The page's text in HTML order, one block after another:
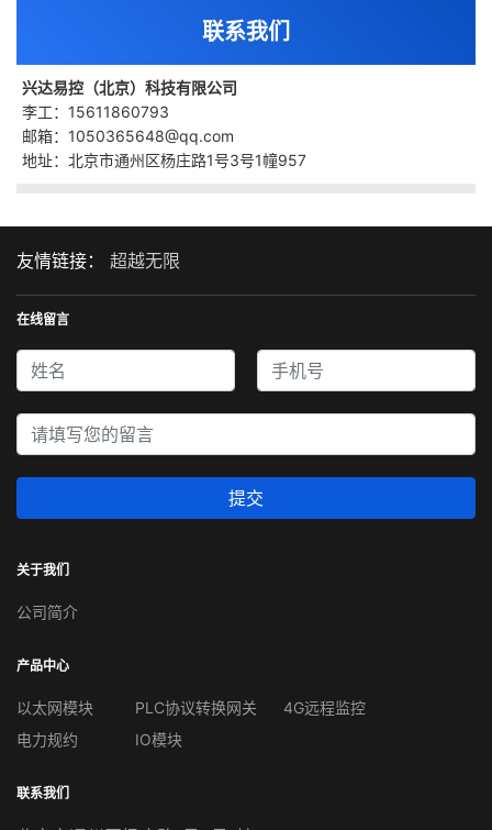
联系我们
兴达易控（北京）科技有限公司
李工：15611860793
邮箱：1050365648@qq.com
地址：北京市通州区杨庄路1号3号1幢957
友情链接： 超越无限
在线留言
提交
关于我们
公司简介
产品中心
以太网模块 PLC协议转换网关
4G远程监控
电力规约
IO模块
联系我们